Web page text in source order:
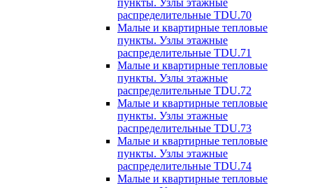
пункты. Узлы этажные
распределительные TDU.70
Малые и квартирные тепловые
пункты. Узлы этажные
распределительные TDU.71
Малые и квартирные тепловые
пункты. Узлы этажные
распределительные TDU.72
Малые и квартирные тепловые
пункты. Узлы этажные
распределительные TDU.73
Малые и квартирные тепловые
пункты. Узлы этажные
распределительные TDU.74
Малые и квартирные тепловые